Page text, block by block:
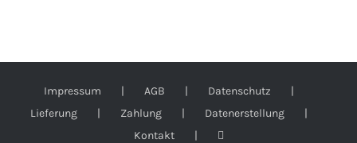
Impressum AGB
Datenschutz
Lieferung
Zahlung
Datenerstellung
Kontakt